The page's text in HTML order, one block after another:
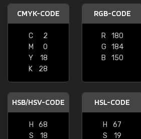
CMYK-CODE
C
2
M
0
Y
18
K
28
RGB-CODE
R
180
G
184
B
150
HSB/HSV-CODE
H
68
S
18
HSL-CODE
H
67
S
19